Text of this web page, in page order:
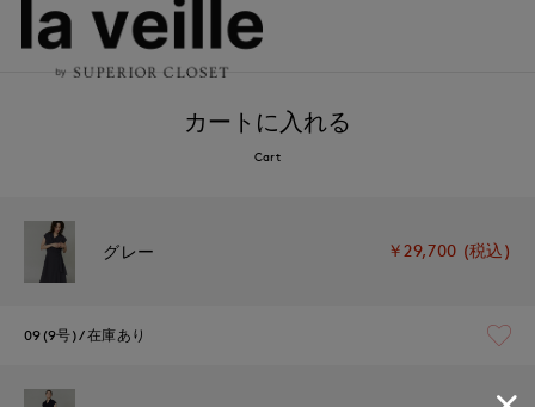
カートに入れる
Cart
グレー ￥29,700 (税込)
09(9号) 在庫あり